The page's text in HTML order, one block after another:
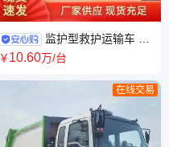
监护型救护运输车 江
铃福特V362救 护车 车型品类
￥10.60万/台
在线交易